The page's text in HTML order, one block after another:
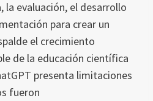
la evaluación, el desarrollo
para crear un
el crecimiento
de la educación científica
presenta limitaciones
fueron